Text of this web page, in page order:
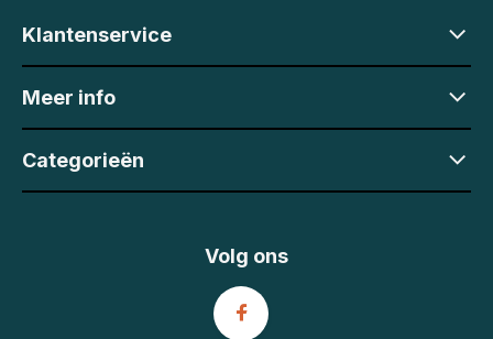
Klantenservice
Meer info
Categorieën
Volg ons